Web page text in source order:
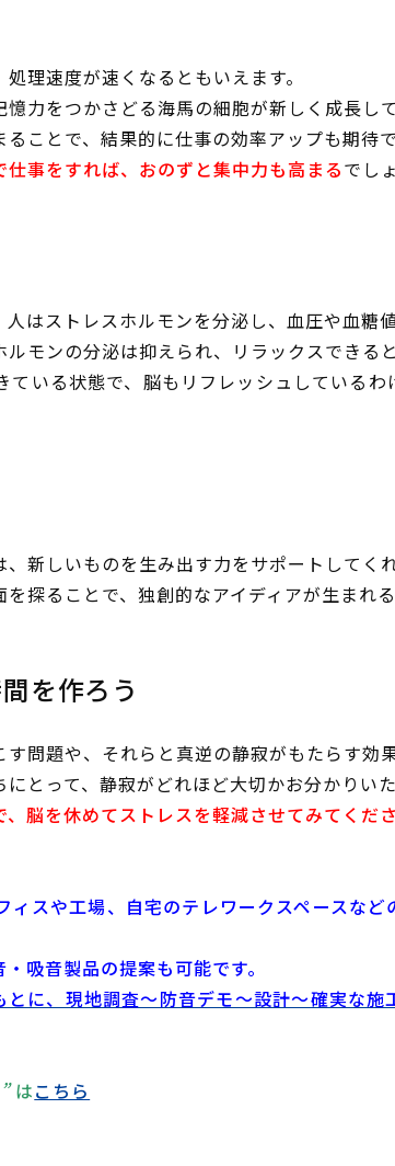
理速度が速くなるともいえます。
力をつかさどる海馬の細胞が新しく成長し
ことで、結果的に仕事の効率アップも期待で
事をすれば、おのずと集中力も高まるでし
はストレスホルモンを分泌し、血圧や血糖
モンの分泌は抑えられ、リラックスできると
ている状態で、脳もリフレッシュしている
新しいものを生み出す力をサポートしてくれ
探ることで、独創的なアイディアが生まれ
を作ろう
問題や、それらと真逆の静寂がもたらす効
とって、静寂がどれほど大切かお分かりいた
脳を休めてストレスを軽減させてみてくださ
ィスや工場、自宅のテレワークスペースな
吸音製品の提案も可能です。
に、現地調査～防音デモ～設計～確実な
はこちら